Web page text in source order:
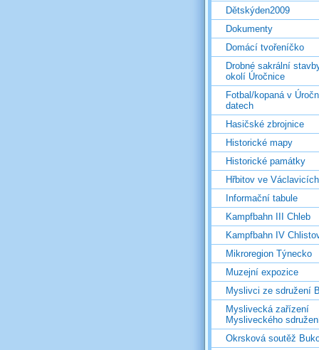
Dětskýden2009
Dokumenty
Domácí tvořeníčko
Drobné sakrální
okolí Úročnice
Fotbal/kopaná v
datech
Hasičské zbrojnice
Historické mapy
Historické památky
Hřbitov ve Václavicích
Informační tabule
Kampfbahn III Chleb
Kampfbahn IV
Mikroregion Týnecko
Muzejní expozice
Myslivci ze sdružení
Myslivecká zařízení
Mysliveckého
Okrsková soutěž